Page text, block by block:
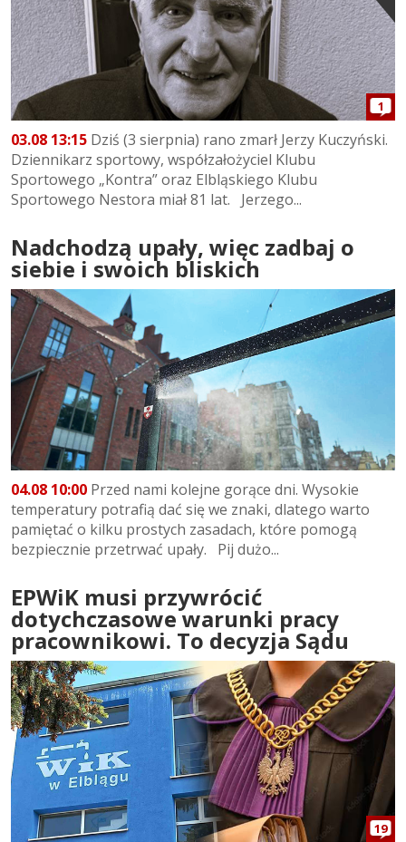
1
03.08 13:15 Dziś (3 sierpnia) rano zmarł Jerzy Kuczyński.
Dziennikarz sportowy, współzałożyciel Klubu
Sportowego „Kontra” oraz Elbląskiego Klubu
Sportowego Nestora miał 81 lat. Jerzego...
Nadchodzą upały, więc zadbaj o
siebie i swoich bliskich
04.08 10:00 Przed nami kolejne gorące dni. Wysokie
temperatury potrafią dać się we znaki, dlatego warto
pamiętać o kilku prostych zasadach, które pomogą
bezpiecznie przetrwać upały. Pij dużo...
EPWiK musi przywrócić
dotychczasowe warunki pracy
pracownikowi. To decyzja Sądu
19